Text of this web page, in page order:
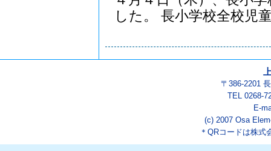
した。 長小学校全校児
〒386-2201
TEL 0268-
E-
(c) 2007 Osa
＊QRコードは株式